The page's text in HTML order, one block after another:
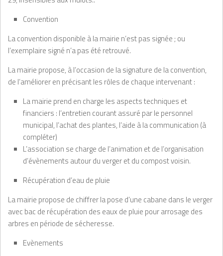
Convention
La convention disponible à la mairie n’est pas signée ; ou
l’exemplaire signé n’a pas été retrouvé.
La mairie propose, à l’occasion de la signature de la convention,
de l’améliorer en précisant les rôles de chaque intervenant :
La mairie prend en charge les aspects techniques et
financiers : l’entretien courant assuré par le personnel
municipal, l’achat des plantes, l’aide à la communication (à
compléter)
L’association se charge de l’animation et de l’organisation
d’évènements autour du verger et du compost voisin.
Récupération d’eau de pluie
La mairie propose de chiffrer la pose d’une cabane dans le verger
avec bac de récupération des eaux de pluie pour arrosage des
arbres en période de sécheresse.
Evènements